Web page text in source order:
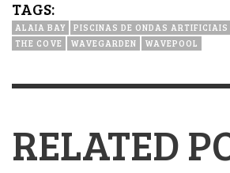
TAGS:
ALAIA BAY PISCINAS DE ONDAS ARTIFICIAIS
THE COVE
WAVEGARDEN WAVEPOOL
RELATED